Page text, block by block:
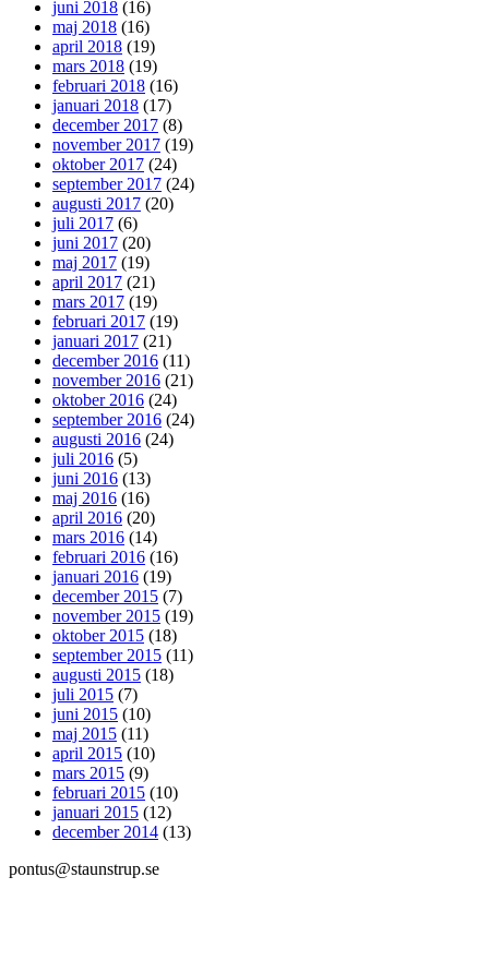
juni 2018 (16)
maj 2018 (16)
april 2018 (19)
mars 2018 (19)
februari 2018 (16)
januari 2018 (17)
december 2017 (8)
november 2017 (19)
oktober 2017 (24)
september 2017 (24)
augusti 2017 (20)
juli 2017 (6)
juni 2017 (20)
maj 2017 (19)
april 2017 (21)
mars 2017 (19)
februari 2017 (19)
januari 2017 (21)
december 2016 (11)
november 2016 (21)
oktober 2016 (24)
september 2016 (24)
augusti 2016 (24)
juli 2016 (5)
juni 2016 (13)
maj 2016 (16)
april 2016 (20)
mars 2016 (14)
februari 2016 (16)
januari 2016 (19)
december 2015 (7)
november 2015 (19)
oktober 2015 (18)
september 2015 (11)
augusti 2015 (18)
juli 2015 (7)
juni 2015 (10)
maj 2015 (11)
april 2015 (10)
mars 2015 (9)
februari 2015 (10)
januari 2015 (12)
december 2014 (13)
pontus@staunstrup.se